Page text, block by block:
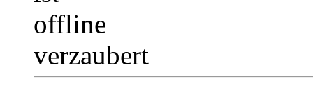
verzaubert